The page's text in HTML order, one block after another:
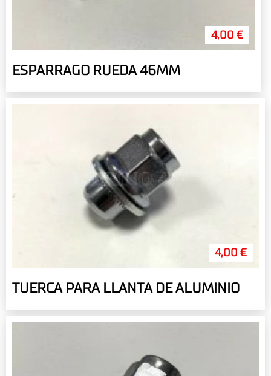
4,00 €
ESPARRAGO RUEDA 46MM
4,00 €
TUERCA PARA LLANTA DE ALUMINIO